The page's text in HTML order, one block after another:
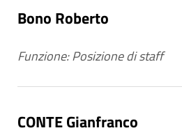
pubblicazione dei dati
Contenuti dell'obbligo
Personale con
il personale
Bono Roberto
Funzione: Posizione di staff
CONTE Gianfranco